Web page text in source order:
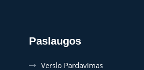
Paslaugos
Verslo Pardavimas